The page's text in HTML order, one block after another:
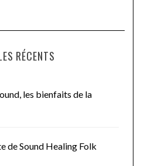
RÉCENTS
les bienfaits de la
de Sound Healing Folk